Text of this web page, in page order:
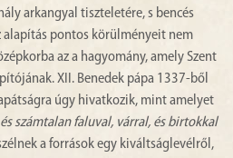
arkangyal tiszteletére, s bencés
alapítás pontos körülményeit nem
az a hagyomány, amely Szent
XII. Benedek pápa 1337-ből
úgy hivatkozik, mint amelyet
számtalan faluval, várral, és birtokkal
a források egy kiváltságlevélről,